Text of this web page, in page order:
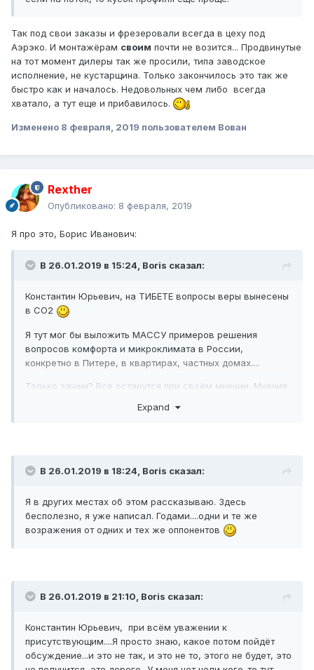
Так под свои заказы и фрезеровали всегда в цеху под
Аэрэко. И монтажёрам своим почти не возится... Продвинутые
на тот момент дилеры так же просили, типа заводское
исполнение, не кустарщина. Только закончилось это так же
быстро как и началось. Недовольных чем либо всегда
хватало, а тут еще и прибавилось.
Изменено 8 февраля, 2019 пользователем Вован
Rexther
Опубликовано: 8 февраля, 2019
Я про это, Борис Иванович:
В 26.01.2019 в 15:24, Boris сказал:
Константин Юрьевич, на ТИБЕТЕ вопросы веры вынесены
в СО2
Я тут мог бы выложить МАССУ примеров решения
вопросов комфорта и микроклимата в России,
конкретно в Питере, в квартирах, частных домах....
Только зачем? Все останутся при своём мнении. Мнения
Expand
В 26.01.2019 в 18:24, Boris сказал:
Я в других местах об этом рассказываю. Здесь
бесполезно, я уже написал. Годами....одни и те же
возражения от одних и тех же оппонентов
В 26.01.2019 в 21:10, Boris сказал:
Константин Юрьевич, при всём уважении к
присутствующим....Я просто знаю, какое потом пойдёт
обсуждение...и это не так, и это не то, этого не будет, это